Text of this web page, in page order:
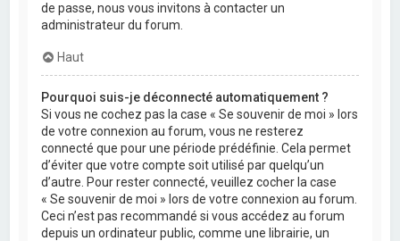
de passe, nous vous invitons à contacter un
administrateur du forum.
Haut
Pourquoi suis-je déconnecté automatiquement ?
Si vous ne cochez pas la case « Se souvenir de moi » lors
de votre connexion au forum, vous ne resterez
connecté que pour une période prédéfinie. Cela permet
d’éviter que votre compte soit utilisé par quelqu’un
d’autre. Pour rester connecté, veuillez cocher la case
« Se souvenir de moi » lors de votre connexion au forum.
Ceci n’est pas recommandé si vous accédez au forum
depuis un ordinateur public, comme une librairie, un